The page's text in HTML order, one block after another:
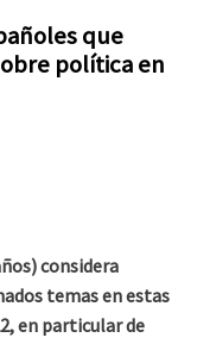
que
política en
considera
temas en estas
en particular de